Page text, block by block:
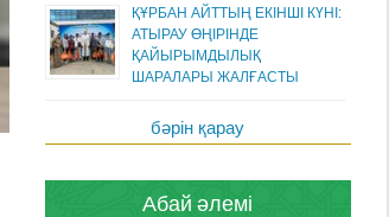
ҚҰРБАН АЙТТЫҢ ЕКІНШІ КҮНІ:
АТЫРАУ ӨҢІРІНДЕ
ҚАЙЫРЫМДЫЛЫҚ
ШАРАЛАРЫ ЖАЛҒАСТЫ
бәрін қарау
Абай әлемі